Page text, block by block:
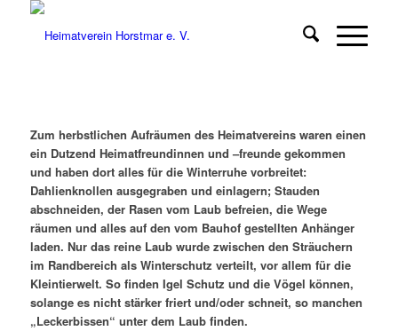
Zum herbstlichen Aufräumen des Heimatvereins waren einen
ein Dutzend Heimatfreundinnen und –freunde gekommen
und haben dort alles für die Winterruhe vorbreitet:
Dahlienknollen ausgegraben und einlagern; Stauden
abschneiden, der Rasen vom Laub befreien, die Wege
räumen und alles auf den vom Bauhof gestellten Anhänger
laden. Nur das reine Laub wurde zwischen den Sträuchern
im Randbereich als Winterschutz verteilt, vor allem für die
Kleintierwelt. So finden Igel Schutz und die Vögel können,
solange es nicht stärker friert und/oder schneit, so manchen
„Leckerbissen“ unter dem Laub finden.